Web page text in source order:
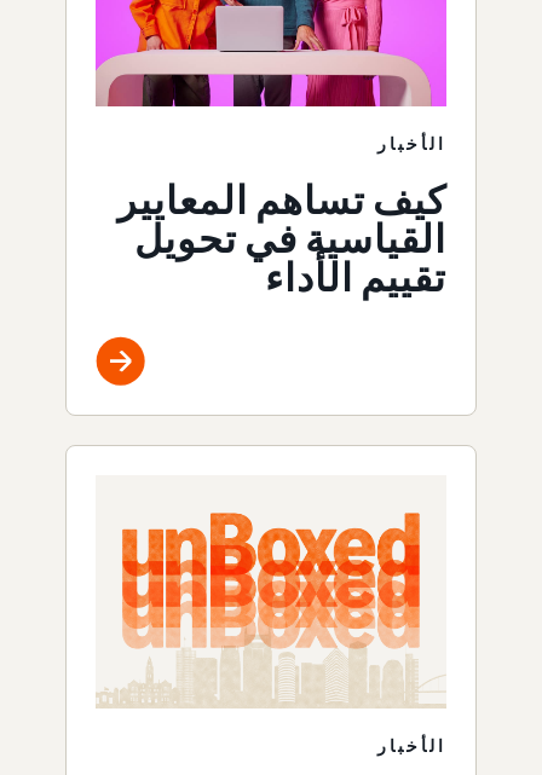
الأخبار
كيف تساهم المعايير
القياسية في تحويل
تقييم الأداء
الأخبار